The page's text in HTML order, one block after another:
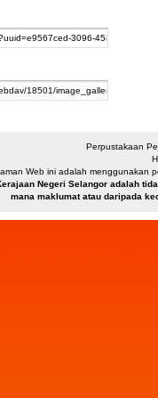
Perpustakaan
Web ini adalah menggunakan
Negeri Selangor adalah
mana maklumat atau daripada